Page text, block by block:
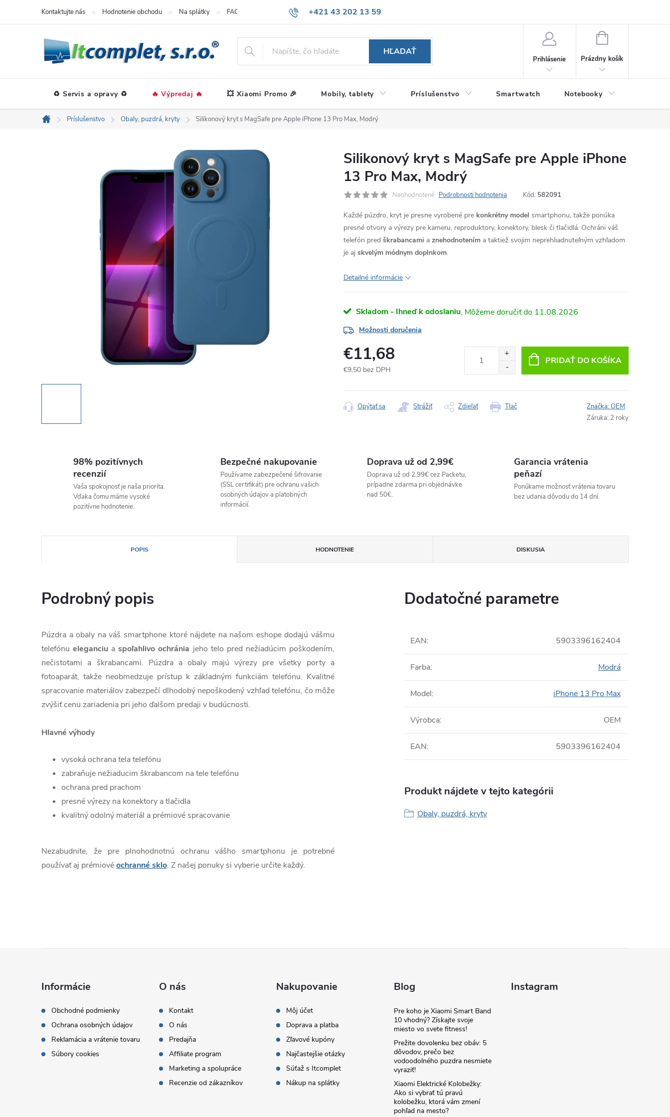
+421 43 202 13 59
Kontaktujte nás Hodnotenie obchodu Na splátky FAQ
HĽADAŤ
Prihlásenie
NÁKUPNÝ
Prázdny košík
♻️ Servis a opravy ♻️ 🔥 Výpredaj 🔥 💥 Xiaomi Promo 🎉 Mobily, tablety Príslušenstvo Smartwatch Notebooky
Domov
Príslušenstvo Obaly, puzdrá, kryty Silikonový kryt s MagSafe pre Apple iPhone 13 Pro Max, Modrý
Silikonový kryt s MagSafe pre Apple iPhone
13 Pro Max, Modrý
Neohodnotené Podrobnosti hodnotenia Kód: 582091
Každé púzdro, kryt je presne vyrobené pre konkrétny model smartphonu, takže ponúka
presné otvory a výrezy pre kameru, reproduktory, konektory, blesk či tlačidlá. Ochráni váš
telefón pred škrabancami a znehodnotením a taktiež svojim neprehliadnuteľným vzhľadom
je aj skvelým módnym doplnkom.
Detailné informácie
Skladom - Ihneď k odoslaniu 11.08.2026
Možnosti doručenia
€11,68
€9,50 bez DPH
cena:
PRIDAŤ DO KOŠÍKA
Tlač
Opýtať sa Strážiť Zdieľať Značka:OEM
Záruka: 2 roky
98% pozitívnych
recenzií
Vaša spokojnosť je naša priorita.
Vďaka čomu máme vysoké
pozitívne hodnotenie.
Bezpečné nakupovanie
Používame zabezpečené šifrovanie
(SSL certifikát) pre ochranu vašich
osobných údajov a platobných
informácií.
Doprava už od 2,99€
Doprava už od 2,99€ cez Packetu,
prípadne zdarma pri objednávke
nad 50€.
Garancia vrátenia
peňazí
Ponúkame možnosť vrátenia tovaru
bez udania dôvodu do 14 dní.
POPIS HODNOTENIE DISKUSIA
Podrobný popis
Púzdra a obaly na váš smartphone ktoré nájdete na našom eshope dodajú vášmu
telefónueleganciu aspoľahlivo ochránia jeho telo pred nežiadúcim poškodením,
nečistotami a škrabancami. Púzdra a obaly majú výrezy pre všetky porty a
fotoaparát, takže neobmedzuje prístup k základným funkciám telefónu. Kvalitné
spracovanie materiálov zabezpečí dlhodobý nepoškodený vzhľad telefónu, čo môže
zvýšiť cenu zariadenia pri jeho ďalšom predaji v budúcnosti.
Hlavné výhody
vysoká ochrana tela telefónu
zabraňuje nežiaducim škrabancom na tele telefónu
ochrana pred prachom
presné výrezy na konektory a tlačidla
kvalitný odolný materiál a prémiové spracovanie
Nezabudnite, že pre plnohodnotnú ochranu vášho smartphonu je potrebné
používať aj prémiovéochranné sklo. Z našej ponuky si vyberie určite každý.
Dodatočné parametre
EAN: 5903396162404
Farba: Modrá
Model: iPhone 13 Pro Max
Výrobca: OEM
EAN: 5903396162404
Produkt nájdete v tejto kategórii
Obaly, puzdrá, kryty
Informácie
Obchodné podmienky
Ochrana osobných údajov
Reklamácia a vrátenie tovaru
Súbory cookies
O nás
Kontakt
O nás
Predajňa
Affiliate program
Marketing a spolupráce
Recenzie od zákazníkov
Nakupovanie
Môj účet
Doprava a platba
Zľavové kupóny
Najčastejšie otázky
Súťaž s Itcomplet
Nákup na splátky
Blog
Pre koho je Xiaomi Smart Band
10 vhodný? Získajte svoje
miesto vo svete fitness!
Prežite dovolenku bez obáv: 5
dôvodov, prečo bez
vodoodolného puzdra nesmiete
vyraziť!
Xiaomi Elektrické Kolobežky:
Ako si vybrať tú pravú
kolobežku, ktorá vám zmení
pohľad na mesto?
Instagram